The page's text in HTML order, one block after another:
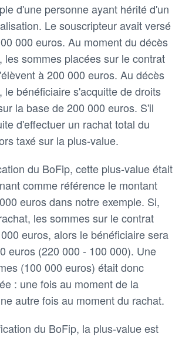
d'une personne ayant hérité d'un
Le souscripteur avait versé
000 euros. Au moment du décès
les sommes placées sur le contrat
à 200 000 euros. Au décès
le bénéficiaire s'acquitte de droits
la base de 200 000 euros. S'il
d'effectuer un rachat total du
taxé sur la plus-value.
du BoFip, cette plus-value était
comme référence le montant
euros dans notre exemple. Si,
les sommes sur le contrat
euros, alors le bénéficiaire sera
euros (220 000 - 100 000). Une
(100 000 euros) était donc
: une fois au moment de la
autre fois au moment du rachat.
du BoFip, la plus-value est